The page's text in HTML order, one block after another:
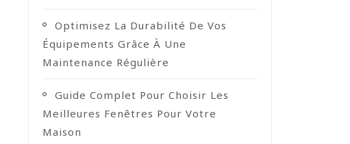
Optimisez La Durabilité De Vos
Équipements Grâce À Une
Maintenance Régulière
Guide Complet Pour Choisir Les
Meilleures Fenêtres Pour Votre
Maison